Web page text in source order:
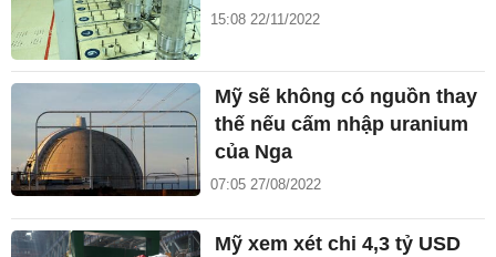
15:08 22/11/2022
Mỹ sẽ không có nguồn thay
thế nếu cấm nhập uranium
của Nga
07:05 27/08/2022
Mỹ xem xét chi 4,3 tỷ USD